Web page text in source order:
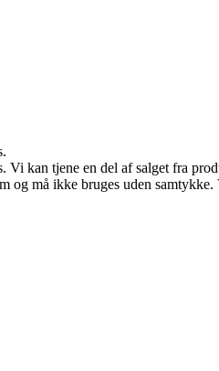
kan tjene en del af salget fra
og må ikke bruges uden